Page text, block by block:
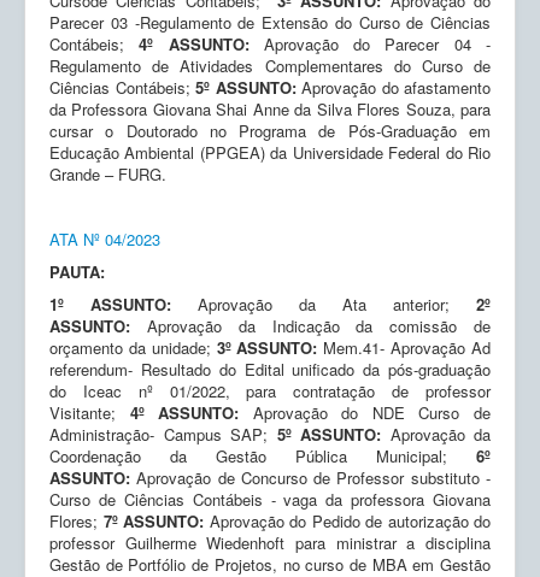
Parecer 03 -Regulamento de Extensão do Curso de Ciências
Contábeis;4º ASSUNTO: Aprovação do Parecer 04 -
Regulamento de Atividades Complementares do Curso de
Ciências Contábeis; 5º ASSUNTO: Aprovação do afastamento
da Professora Giovana Shai Anne da Silva Flores Souza, para
cursar o Doutorado no Programa de Pós-Graduação em
Educação Ambiental (PPGEA) da Universidade Federal do Rio
Grande – FURG.
ATA Nº 04/2023
PAUTA:
1º ASSUNTO: Aprovação da Ata anterior; 2º
ASSUNTO: Aprovação da Indicação da comissão de
orçamento da unidade; 3º ASSUNTO: Mem.41- Aprovação Ad
referendum- Resultado do Edital unificado da pós-graduação
do Iceac nº 01/2022, para contratação de professor
Visitante; 4º ASSUNTO: Aprovação do NDE Curso de
Administração- Campus SAP; 5º ASSUNTO: Aprovação da
Coordenação da Gestão Pública Municipal; 6º
ASSUNTO:Aprovação de Concurso de Professor substituto -
Curso de Ciências Contábeis - vaga da professora Giovana
Flores; 7º ASSUNTO: Aprovação do Pedido de autorização do
professor Guilherme Wiedenhoft para ministrar a disciplina
Gestão de Portfólio de Projetos, no curso de MBA em Gestão